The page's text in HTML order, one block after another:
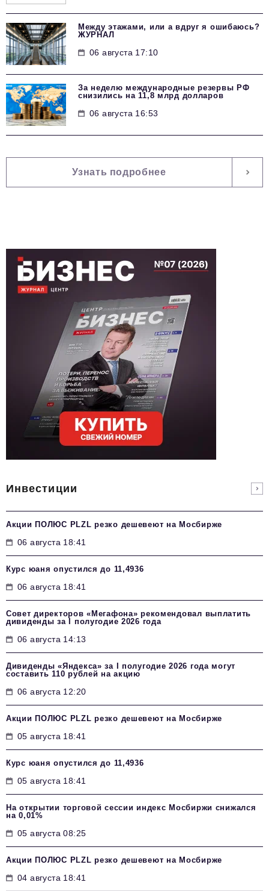
Между этажами, или а вдруг я ошибаюсь?
ЖУРНАЛ
06 августа 17:10
За неделю международные резервы РФ
снизились на 11,8 млрд долларов
06 августа 16:53
Узнать подробнее
Инвестиции
Акции ПОЛЮС PLZL резко дешевеют на Мосбирже
06 августа 18:41
Курс юаня опустился до 11,4936
06 августа 18:41
Совет директоров «Мегафона» рекомендовал выплатить
дивиденды за I полугодие 2026 года
06 августа 14:13
Дивиденды «Яндекса» за I полугодие 2026 года могут
составить 110 рублей на акцию
06 августа 12:20
Акции ПОЛЮС PLZL резко дешевеют на Мосбирже
05 августа 18:41
Курс юаня опустился до 11,4936
05 августа 18:41
На открытии торговой сессии индекс Мосбиржи снижался
на 0,01%
05 августа 08:25
Акции ПОЛЮС PLZL резко дешевеют на Мосбирже
04 августа 18:41